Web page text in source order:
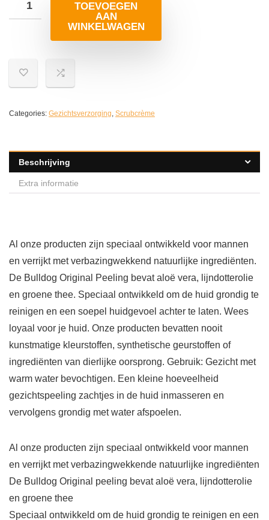
TOEVOEGEN
AAN
WINKELWAGEN
Categories: Gezichtsverzorging, Scrubcrème
Beschrijving
Extra informatie
Al onze producten zijn speciaal ontwikkeld voor mannen
en verrijkt met verbazingwekkend natuurlijke ingrediënten.
De Bulldog Original Peeling bevat aloë vera, lijndotterolie
en groene thee. Speciaal ontwikkeld om de huid grondig te
reinigen en een soepel huidgevoel achter te laten. Wees
loyaal voor je huid. Onze producten bevatten nooit
kunstmatige kleurstoffen, synthetische geurstoffen of
ingrediënten van dierlijke oorsprong. Gebruik: Gezicht met
warm water bevochtigen. Een kleine hoeveelheid
gezichtspeeling zachtjes in de huid inmasseren en
vervolgens grondig met water afspoelen.
Al onze producten zijn speciaal ontwikkeld voor mannen
en verrijkt met verbazingwekkende natuurlijke ingrediënten
De Bulldog Original peeling bevat aloë vera, lijndotterolie
en groene thee
Speciaal ontwikkeld om de huid grondig te reinigen en een